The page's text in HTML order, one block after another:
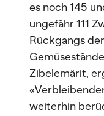
es noch 145
ungefähr 111
Rückgangs
Zibelemärit,
weiterhin